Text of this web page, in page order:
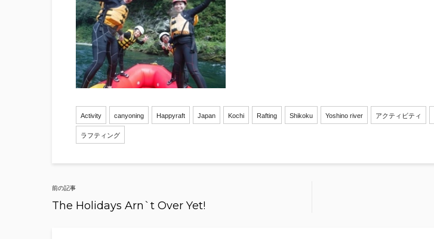
Activity canyoning Happyraft Japan Kochi Rafting Shikoku Yoshino river アクティビティ
ラフティング
Post
navigation
前の記事
The Holidays Arn`t Over Yet!